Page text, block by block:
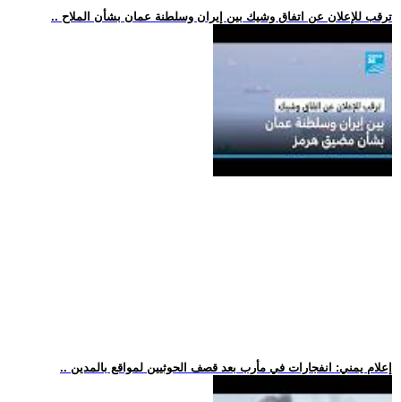
.. ترقب للإعلان عن اتفاق وشيك بين إيران وسلطنة عمان بشأن الملاح
.. إعلام يمني: انفجارات في مأرب بعد قصف الحوثيين لمواقع بالمدين